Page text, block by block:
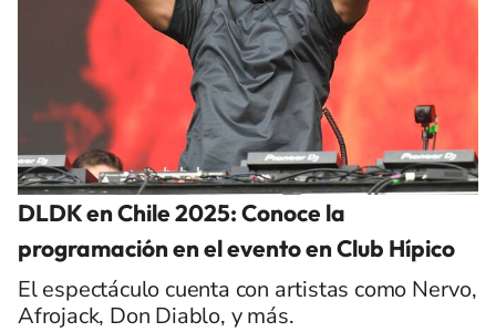
DLDK en Chile 2025: Conoce la
programación en el evento en Club Hípico
El espectáculo cuenta con artistas como Nervo,
Afrojack, Don Diablo, y más.